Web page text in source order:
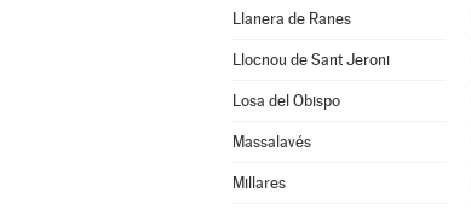
Llanera de Ranes
Llocnou de Sant Jeroni
Losa del Obispo
Massalavés
Millares